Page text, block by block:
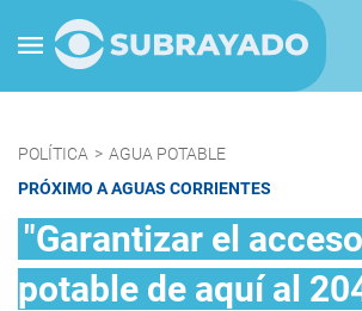
POLÍTICA > AGUA POTABLE
PRÓXIMO A AGUAS CORRIENTES
"Garantizar el
potable de aquí al